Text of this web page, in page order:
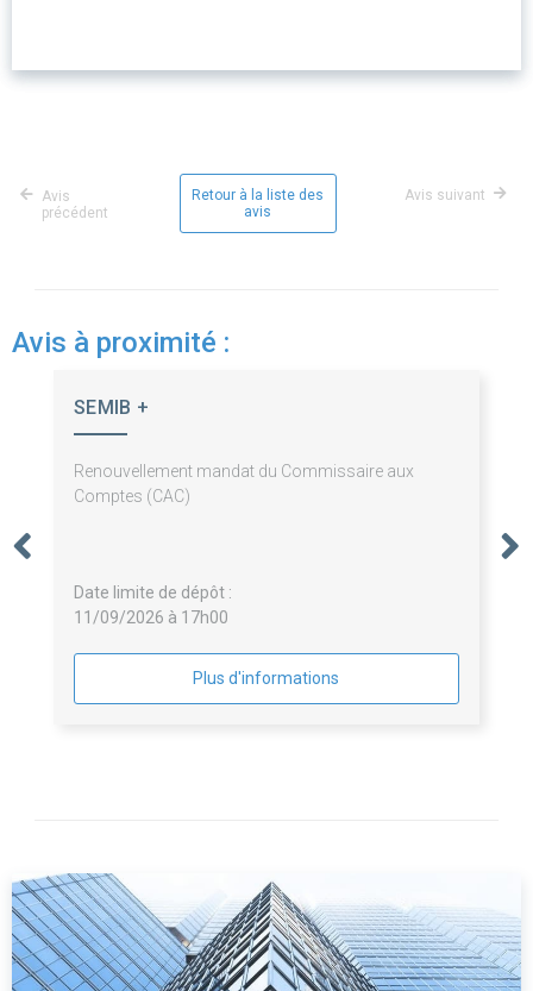
Avis
précédent
Retour à la liste des
avis
Avis suivant
Avis à proximité :
SEMIB +
Renouvellement mandat du Commissaire aux
Comptes (CAC)
Date limite de dépôt :
11/09/2026 à 17h00
Plus d'informations